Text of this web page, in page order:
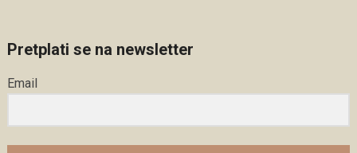
Pretplati se na newsletter
Email